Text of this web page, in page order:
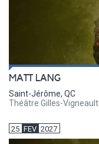
MATT LANG
Saint-Jérôme, QC
Théâtre Gilles-Vigneault
25 FEV 2027